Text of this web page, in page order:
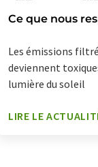
Ce que nous
Les émissions
deviennent
lumière du soleil
LIRE LE